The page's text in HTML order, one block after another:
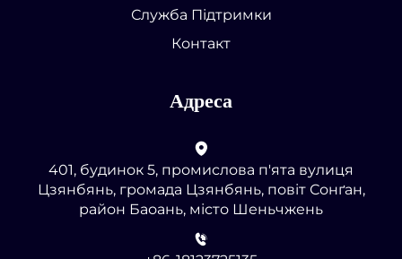
Служба Підтримки
Контакт
Адреса
401, будинок 5, промислова п'ята вулиця
Цзянбянь, громада Цзянбянь, повіт Сонґан,
район Баоань, місто Шеньчжень